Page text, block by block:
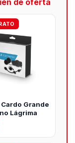
Cardo Grande
Lágrima